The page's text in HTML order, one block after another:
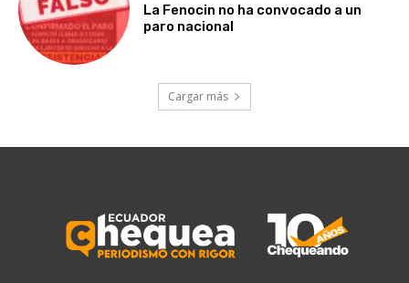
La Fenocin no ha convocado a un
paro nacional
Cargar más